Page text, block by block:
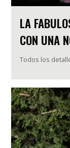
LA
CON UNA
Todos los